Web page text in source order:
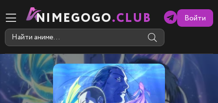
NIMEGOGO.CLUB Войти